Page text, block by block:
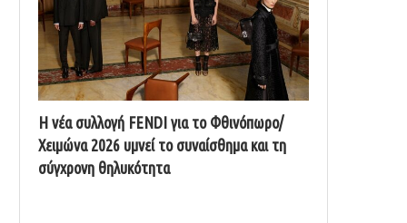
Η νέα συλλογή FENDI για το Φθινόπωρο/
Χειμώνα 2026 υμνεί το συναίσθημα και τη
σύγχρονη θηλυκότητα